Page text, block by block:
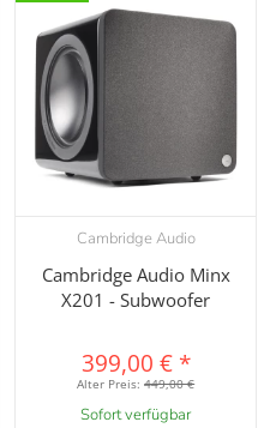
Cambridge Audio
Cambridge Audio Minx
X201 - Subwoofer
399,00 € *
Alter Preis:449,00 €
Sofort verfügbar